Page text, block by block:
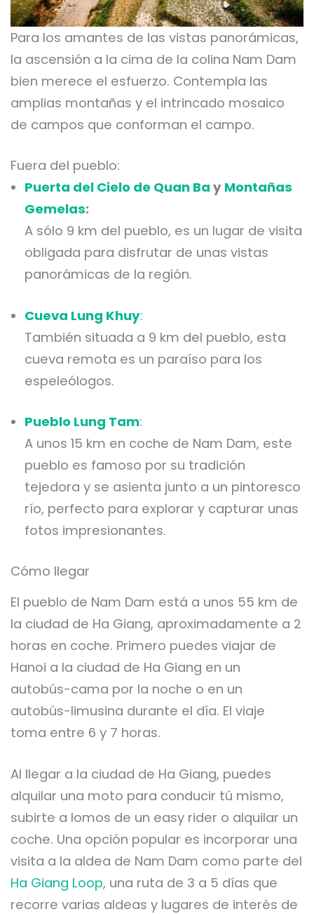
Para los amantes de las vistas panorámicas,
la ascensión a la cima de la colina Nam Dam
bien merece el esfuerzo. Contempla las
amplias montañas y el intrincado mosaico
de campos que conforman el campo.
Fuera del pueblo:
Puerta del Cielo de Quan Ba y Montañas
Gemelas:
A sólo 9 km del pueblo, es un lugar de visita
obligada para disfrutar de unas vistas
panorámicas de la región.
Cueva Lung Khuy:
También situada a 9 km del pueblo, esta
cueva remota es un paraíso para los
espeleólogos.
Pueblo Lung Tam:
A unos 15 km en coche de Nam Dam, este
pueblo es famoso por su tradición
tejedora y se asienta junto a un pintoresco
río, perfecto para explorar y capturar unas
fotos impresionantes.
Cómo llegar
El pueblo de Nam Dam está a unos 55 km de
la ciudad de Ha Giang, aproximadamente a 2
horas en coche. Primero puedes viajar de
Hanoi a la ciudad de Ha Giang en un
autobús-cama por la noche o en un
autobús-limusina durante el día. El viaje
toma entre 6 y 7 horas.
Al llegar a la ciudad de Ha Giang, puedes
alquilar una moto para conducir tú mismo,
subirte a lomos de un easy rider o alquilar un
coche. Una opción popular es incorporar una
visita a la aldea de Nam Dam como parte del
Ha Giang Loop, una ruta de 3 a 5 días que
recorre varias aldeas y lugares de interés de